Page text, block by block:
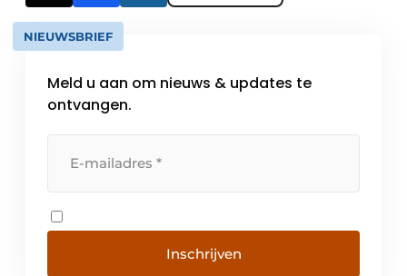
NIEUWSBRIEF
Meld u aan om nieuws & updates te
ontvangen.
Inschrijven